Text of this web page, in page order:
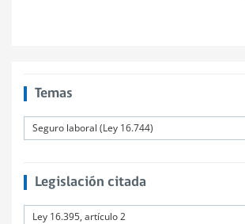
Temas
Seguro laboral (Ley 16.744)
Legislación citada
Ley 16.395, artículo 2